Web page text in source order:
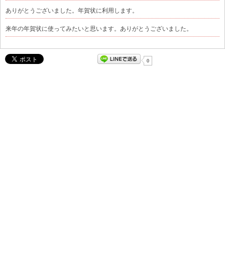
ありがとうございました。年賀状に利用します。
来年の年賀状に使ってみたいと思います。ありがとうございました。
0